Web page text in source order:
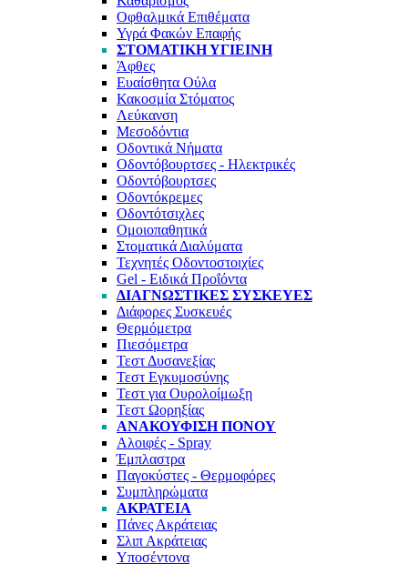
Οφθαλμικά Επιθέματα
Υγρά Φακών Επαφής
ΣΤΟΜΑΤΙΚΉ ΥΓΙΕΙΝΉ
Άφθες
Ευαίσθητα Ούλα
Κακοσμία Στόματος
Λεύκανση
Μεσοδόντια
Οδοντικά Νήματα
Οδοντόβουρτσες - Ηλεκτρικές
Οδοντόβουρτσες
Οδοντόκρεμες
Οδοντότσιχλες
Ομοιοπαθητικά
Στοματικά Διαλύματα
Τεχνητές Οδοντοστοιχίες
Gel - Ειδικά Προΐόντα
ΔΙΑΓΝΩΣΤΙΚΈΣ ΣΥΣΚΕΥΈΣ
Διάφορες Συσκευές
Θερμόμετρα
Πιεσόμετρα
Τεστ Δυσανεξίας
Τεστ Εγκυμοσύνης
Τεστ για Ουρολοίμωξη
Τεστ Ωορηξίας
ΑΝΑΚΟΎΦΙΣΗ ΠΌΝΟΥ
Αλοιφές - Spray
Έμπλαστρα
Παγοκύστες - Θερμοφόρες
Συμπληρώματα
ΑΚΡΆΤΕΙΑ
Πάνες Ακράτειας
Σλιπ Ακράτειας
Υποσέντονα